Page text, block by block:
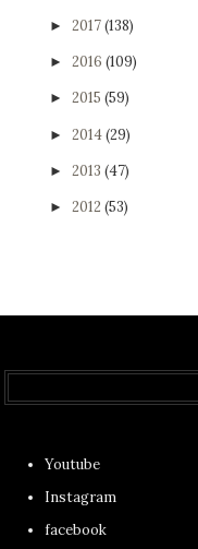
► 2017(138)
► 2016 (109)
► 2015 (59)
► 2014(29)
► 2013 (47)
► 2012 (53)
Youtube
Instagram
facebook